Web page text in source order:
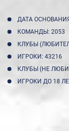
ДАТА
КОМАНДЫ: 2053
КЛУБЫ
ИГРОКИ: 43216
КЛУБЫ (НЕ
ИГРОКИ ДО 18